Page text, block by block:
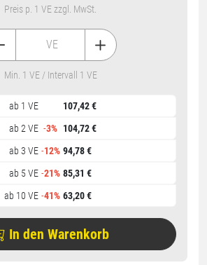
Preis p. 1 VE zzgl. MwSt.
ab 1 VE
107,42 €
ab 2 VE -3% 104,72 €
ab 3 VE -12% 94,78 €
ab 5 VE -21% 85,31 €
ab 10 VE -41% 63,20 €
VE
Min. 1 VE / Intervall 1 VE
In den Warenkorb